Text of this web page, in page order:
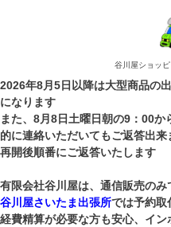
谷川屋ショッピ
2026年8月5日以降は大型商品の
になります
また、8月8日土曜日朝の9：00
的に連絡いただいてもご返答出来
再開後順番にご返答いたします
有限会社谷川屋は、通信販売のみ
谷川屋さいたま出張所では予約取
経費精算が必要な方も安心、イ